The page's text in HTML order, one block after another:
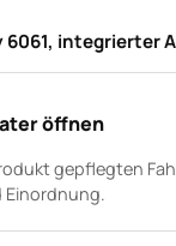
6061, integrierter
öffnen
gepflegten
Einordnung.